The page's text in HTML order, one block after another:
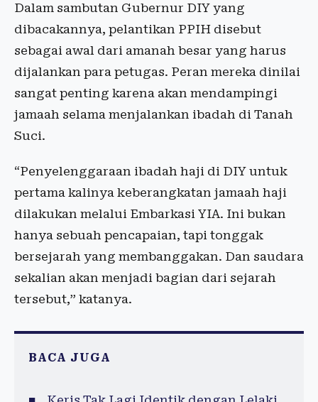
Dalam sambutan Gubernur DIY yang
dibacakannya, pelantikan PPIH disebut
sebagai awal dari amanah besar yang harus
dijalankan para petugas. Peran mereka dinilai
sangat penting karena akan mendampingi
jamaah selama menjalankan ibadah di Tanah
Suci.
“Penyelenggaraan ibadah haji di DIY untuk
pertama kalinya keberangkatan jamaah haji
dilakukan melalui Embarkasi YIA. Ini bukan
hanya sebuah pencapaian, tapi tonggak
bersejarah yang membanggakan. Dan saudara
sekalian akan menjadi bagian dari sejarah
tersebut,” katanya.
BACA JUGA